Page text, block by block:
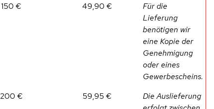
150 € 49,90 €
Für die
Lieferung
benötigen wir
eine Kopie der
Genehmigung
oder eines
Gewerbescheins.
200 € 59,95 €
Die Auslieferung